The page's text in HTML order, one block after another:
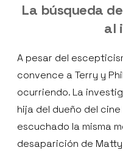
La búsqueda
al
A pesar del
convence a Terry y
ocurriendo. La
hija del dueño del
escuchado la misma
desaparición de